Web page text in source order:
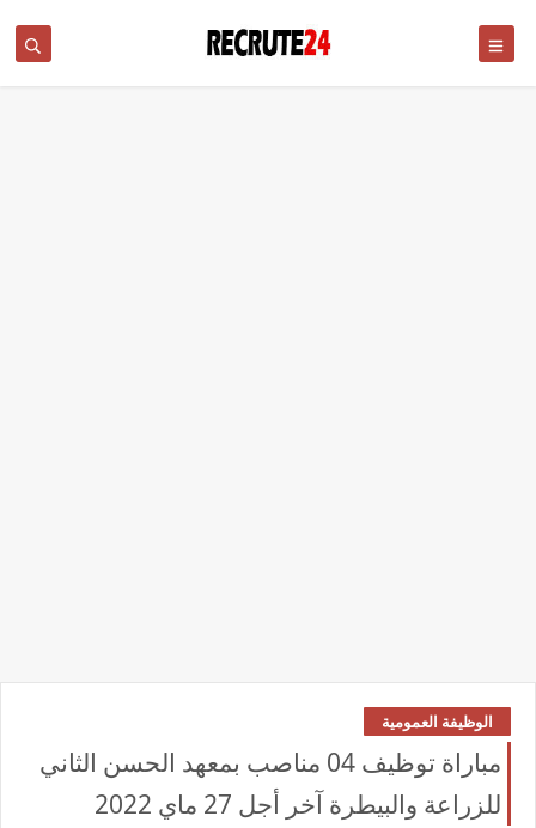
الوظيفة العمومية
مباراة توظيف 04 مناصب بمعهد الحسن الثاني
للزراعة والبيطرة آخر أجل 27 ماي 2022